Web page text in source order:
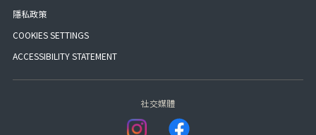
隱私政策
COOKIES SETTINGS
ACCESSIBILITY STATEMENT
社交媒體